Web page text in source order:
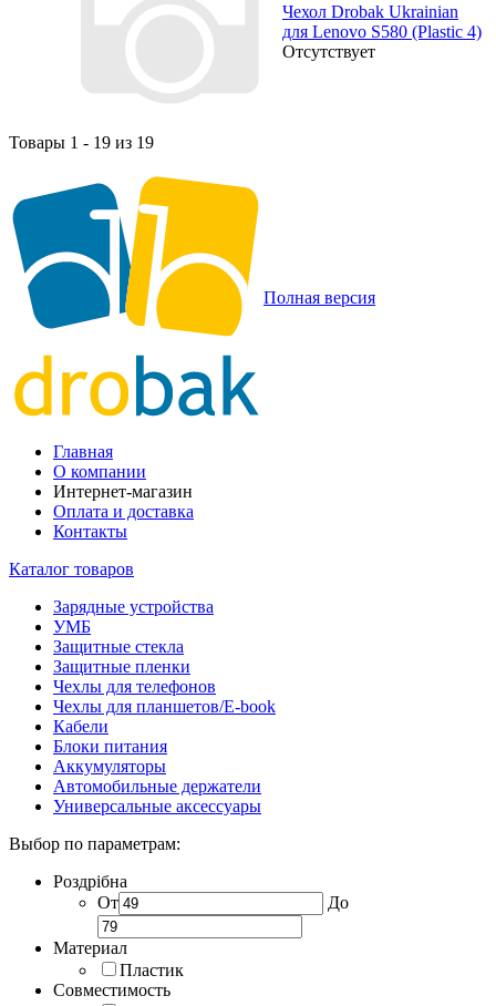
Чехол Drobak Ukrainian
для Lenovo S580 (Plastic 4)
Отсутствует
Товары 1 - 19 из 19
Полная версия
Главная
О компании
Интернет-магазин
Оплата и доставка
Контакты
Каталог товаров
Зарядные устройства
УМБ
Защитные стекла
Защитные пленки
Чехлы для телефонов
Чехлы для планшетов/E-book
Кабели
Блоки питания
Аккумуляторы
Автомобильные держатели
Универсальные аксессуары
Выбор по параметрам:
Роздрібна
От
До
Материал
Пластик
Совместимость